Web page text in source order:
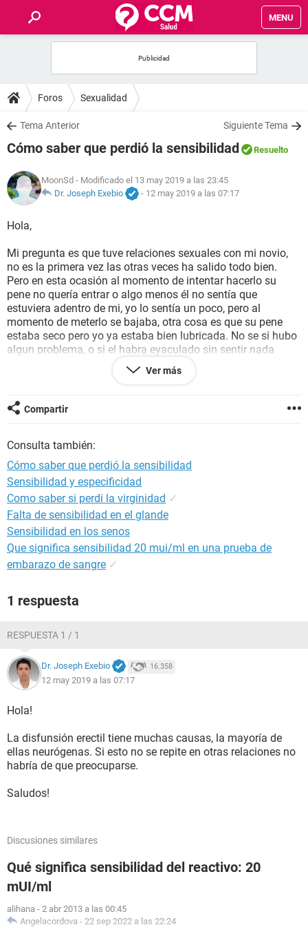
MENU
FOROS
SALUD
NUTRICIÓN
BIENESTAR
SEXUALIDAD
GLOSARIO
Foros Sexualidad
Tema Anterior Siguiente Tema
Cómo saber que perdió la sensibilidad Resuelto
MoonSd - Modificado el 13 may 2019 a las 23:45
Dr. Joseph Exebio
- 12 may 2019 a las 07:17
Hola,
Mi pregunta es que tuve relaciones sexuales con mi novio,
no es la primera vez las otras veces ha salido todo bien.
Pero en esta ocasión al momento de intentar hacerlo su
pene no quería entrar o algo menos él no sentía que
estuviera adentro de mi, yo lo sentía un poco, pero al
momento de meterlo se bajaba, otra cosa es que su pene
estaba seco pero yo ya estaba bien lubricada. No se si hubo
algun problema, o si el habra eyaculado sin sentir nada
quisiera que me resolvieran esta duda por favor.
Ver más
Compartir
Consulta también:
Cómo saber que perdió la sensibilidad
Sensibilidad y especificidad
Como saber si perdi la virginidad ✓
Falta de sensibilidad en el glande
Sensibilidad en los senos
Que significa sensibilidad 20 mui/ml en una prueba de
embarazo de sangre ✓
1 respuesta
RESPUESTA 1 / 1
Dr. Joseph Exebio 16.358
12 may 2019 a las 07:17
Hola!
La disfunsión erectil tiene muchas causas, la mayoría de
ellas neurógenas. Si esto no se repite en otras relaciones no
habría de que preocuparse.
Saludos!
Discusiones similares
Qué significa sensibilidad del reactivo: 20
mUI/ml
alihana - 2 abr 2013 a las 00:45
Angelacordova - 22 sep 2022 a las 22:24